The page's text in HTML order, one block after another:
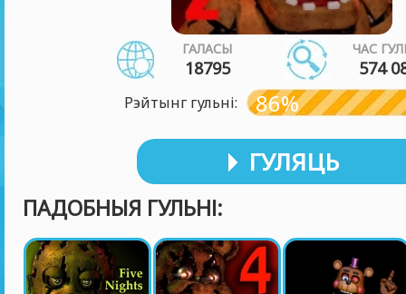
ГАЛАСЫ
18795
ЧАС
574
Рэйтынг гульні: 86%
ГУЛЯЦЬ
ПАДОБНЫЯ ГУЛЬНІ: